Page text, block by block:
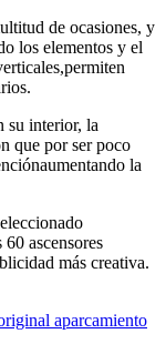
de ocasiones, y
los elementos y el
su interior, la
que por ser poco
la
ascensores
más creativa.
aparcamiento